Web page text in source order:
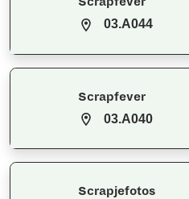
03.A044
Scrapfever
03.A040
Scrapjefotos